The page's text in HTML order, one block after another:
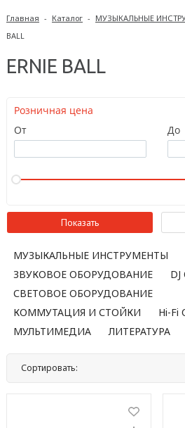
Главная - Каталог - МУЗЫКАЛЬНЫЕ
BALL
ERNIE BALL
Розничная цена
От
До
МУЗЫКАЛЬНЫЕ ИНСТРУМЕНТЫ
ЗВУКОВОЕ ОБОРУДОВАНИЕ
СВЕТОВОЕ ОБОРУДОВАНИЕ
КОММУТАЦИЯ И СТОЙКИ
Hi-
МУЛЬТИМЕДИА
ЛИТЕРАТУРА
Сортировать: